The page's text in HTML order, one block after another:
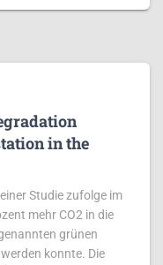
in the
Studie zufolge im
mehr CO2 in die
grünen
konnte. Die